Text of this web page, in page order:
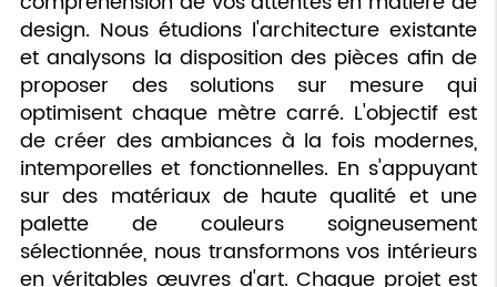
design. Nous étudions l'architecture existante
et analysons la disposition des pièces afin de
proposer des solutions sur mesure qui
optimisent chaque mètre carré. L'objectif est
de créer des ambiances à la fois modernes,
intemporelles et fonctionnelles. En s'appuyant
sur des matériaux de haute qualité et une
palette de couleurs soigneusement
sélectionnée, nous transformons vos intérieurs
en véritables œuvres d'art. Chaque projet est